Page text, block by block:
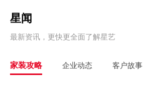
星闻
最新资讯，更快更全面了解星艺
家装攻略 企业动态 客户故事